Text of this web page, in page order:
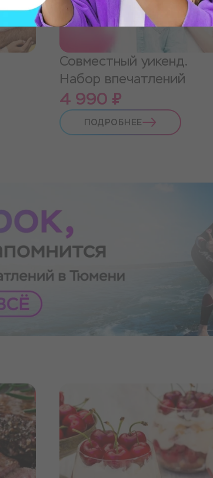
Совместный уикенд.
Набор впечатлений
4 990 ₽
ПОДРОБНЕЕ